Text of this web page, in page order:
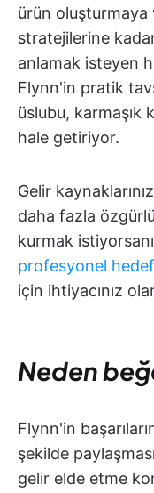
ürün oluşturmaya
stratejilerine
anlamak isteyen
Flynn'in pratik
üslubu, karmaşık
hale getiriyor.
Gelir
daha fazla
kurmak
profesyonel
için ihtiyacınız
Neden
Flynn'in
şekilde
gelir elde etme